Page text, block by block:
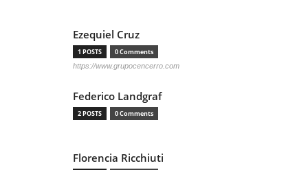
Ezequiel Cruz
1 POSTS 0 Comments
https://www.grupocencerro.com
Federico Landgraf
2 POSTS 0 Comments
Florencia Ricchiuti